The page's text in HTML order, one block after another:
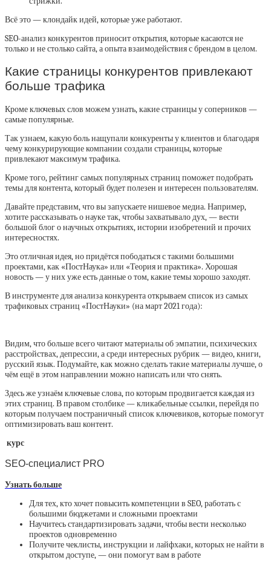
Всё это — клондайк идей, которые уже работают.
SEO-анализ конкурентов приносит открытия, которые касаются не
только и не столько сайта, а опыта взаимодействия с брендом в целом.
Какие страницы конкурентов привлекают
больше трафика
Кроме ключевых слов можем узнать, какие страницы у соперников —
самые популярные.
Так узнаем, какую боль нащупали конкуренты у клиентов и благодаря
чему конкурирующие компании создали страницы, которые
привлекают максимум трафика.
Кроме того, рейтинг самых популярных страниц поможет подобрать
темы для контента, который будет полезен и интересен пользователям.
Давайте представим, что вы запускаете нишевое медиа. Например,
хотите рассказывать о науке так, чтобы захватывало дух, — вести
большой блог о научных открытиях, истории изобретений и прочих
интересностях.
Это отличная идея, но придётся пободаться с такими большими
проектами, как «ПостНаука» или «Теория и практика». Хорошая
новость — у них уже есть данные о том, какие темы хорошо заходят.
В инструменте для анализа конкурента открываем список из самых
трафиковых страниц «ПостНауки» (на март 2021 года):
Видим, что больше всего читают материалы об эмпатии, психических
расстройствах, депрессии, а среди интересных рубрик — видео, книги,
русский язык. Подумайте, как можно сделать такие материалы лучше, о
чём ещё в этом направлении можно написать или что снять.
Здесь же узнаём ключевые слова, по которым продвигается каждая из
этих страниц. В правом столбике — кликабельные ссылки, перейдя по
которым получаем постраничный список ключевиков, которые помогут
оптимизировать ваш контент.
курс
SEO-специалист PRO
Узнать больше
Для тех, кто хочет повысить компетенции в SEO, работать с
большими бюджетами и сложными проектами
Научитесь стандартизировать задачи, чтобы вести несколько
проектов одновременно
Получите чеклисты, инструкции и лайфхаки, которых не найти в
открытом доступе, — они помогут вам в работе